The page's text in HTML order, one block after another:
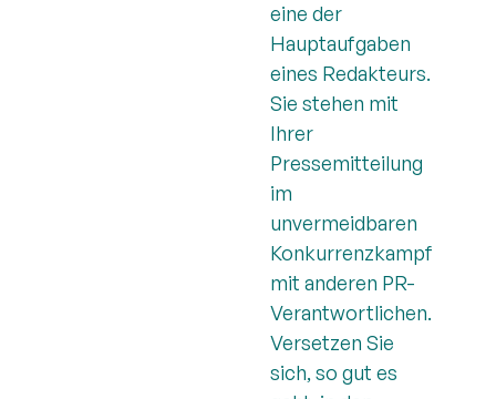
eine der
Hauptaufgaben
eines Redakteurs.
Sie stehen mit
Ihrer
Pressemitteilung
im
unvermeidbaren
Konkurrenzkampf
mit anderen PR-
Verantwortlichen.
Versetzen Sie
sich, so gut es